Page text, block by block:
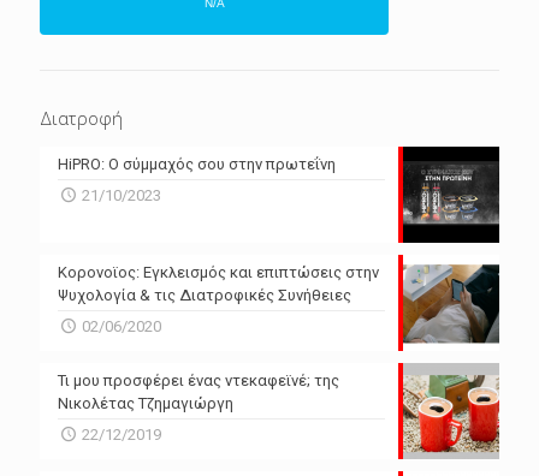
N/A
Powered by Forecast.io
Διατροφή
HiPRO: Ο σύμμαχός σου στην πρωτεΐνη
21/10/2023
Κορονοϊος: Εγκλεισμός και επιπτώσεις στην
Ψυχολογία & τις Διατροφικές Συνήθειες
02/06/2020
Τι μου προσφέρει ένας ντεκαφεϊνέ; της
Νικολέτας Τζημαγιώργη
22/12/2019